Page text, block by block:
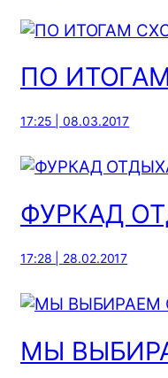
ПО
17:25 | 08.03.2017
ФУРКАД
17:28 | 28.02.2017
МЫ